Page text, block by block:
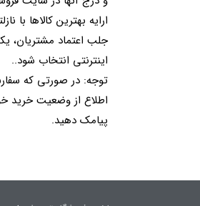
ارایه بهترین کالاها با
جلب اعتماد مشتریان،
اینترنتی انتخاب شود..
توجه: در صورتی که
پیامک دهید.